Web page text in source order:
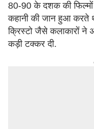
80-90 के दशक की फिल्मों
कहानी की जान हुआ करते
क्रिस्टो जैसे कलाकारों ने
कड़ी टक्कर दी.